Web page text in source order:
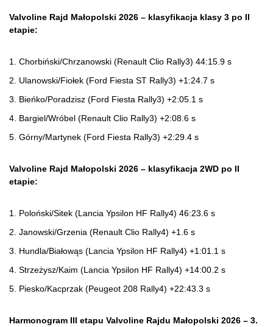
Valvoline Rajd Małopolski 2026 – klasyfikacja klasy 3 po II
etapie:
1. Chorbiński/Chrzanowski (Renault Clio Rally3) 44:15.9 s
2. Ulanowski/Fiołek (Ford Fiesta ST Rally3) +1:24.7 s
3. Bieńko/Poradzisz (Ford Fiesta Rally3) +2:05.1 s
4. Bargiel/Wróbel (Renault Clio Rally3) +2:08.6 s
5. Górny/Martynek (Ford Fiesta Rally3) +2:29.4 s
Valvoline Rajd Małopolski 2026 – klasyfikacja 2WD po II
etapie:
1. Poloński/Sitek (Lancia Ypsilon HF Rally4) 46:23.6 s
2. Janowski/Grzenia (Renault Clio Rally4) +1.6 s
3. Hundla/Białowąs (Lancia Ypsilon HF Rally4) +1:01.1 s
4. Strzeżysz/Kaim (Lancia Ypsilon HF Rally4) +14:00.2 s
5. Piesko/Kacprzak (Peugeot 208 Rally4) +22:43.3 s
Harmonogram III etapu Valvoline Rajdu Małopolski 2026 – 3.